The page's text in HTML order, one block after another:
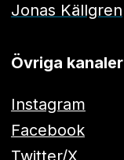
Jonas Källgren
Övriga kanaler
Instagram
Facebook
Twitter/X